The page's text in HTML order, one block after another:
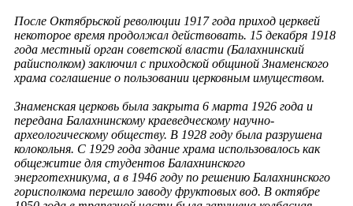
После Октябрьской революции 1917 года приход церквей
некоторое время продолжал действовать. 15 декабря 1918
года местный орган советской власти (Балахнинский
райисполком) заключил с приходской общиной Знаменского
храма соглашение о пользовании церковным имуществом.
Знаменская церковь была закрыта 6 марта 1926 года и
передана Балахнинскому краеведческому научно-
археологическому обществу. В 1928 году была разрушена
колокольня. С 1929 года здание храма использовалось как
общежитие для студентов Балахнинского
энерготехникума, а в 1946 году по решению Балахнинского
горисполкома перешло заводу фруктовых вод. В октябре